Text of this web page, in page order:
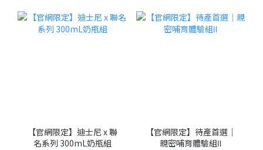
【官網限定】迪士尼 x 聯
名系列 300mL奶瓶組
【官網限定】待產首選｜
親密哺育體驗組Ⅱ